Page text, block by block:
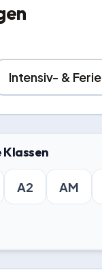
Intensiv- &
A2 AM